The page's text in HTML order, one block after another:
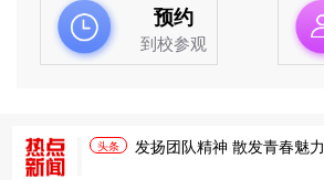
预约
到校参观
头条 发扬团队精神 散发青春魅力